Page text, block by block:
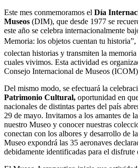
Este mes conmemoramos el Día
Museos (DIM), que desde 1977 se
este año se celebra internacionalmente
Memoria: los objetos cuentan tu
colectan historias y transmiten la
cuales vivimos. Esta actividad es
Consejo Internacional de Museos
Del mismo modo, se efectuará la
Patrimonio Cultural, oportunidad en
nacionales de distintas partes del país
29 de mayo. Invitamos a los amantes de
nuestro Museo y conocer nuestras
conectan con los albores y desarrollo de
Museo expondrá las 35 aeronaves
debidamente identificadas para el disfrute